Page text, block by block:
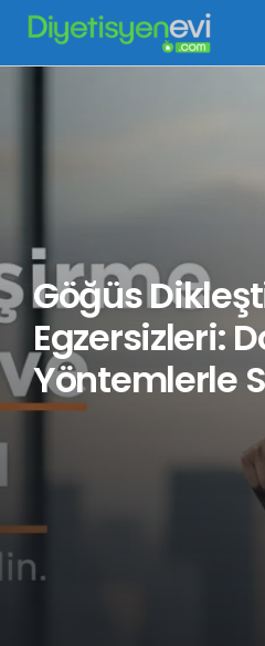
Göğüs
Egzersizleri:
Yöntemlerle